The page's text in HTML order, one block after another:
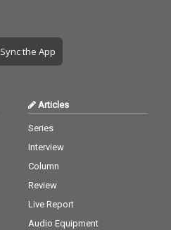
Sync the App
Articles
Series
Interview
Column
Review
Live Report
Audio Equipment